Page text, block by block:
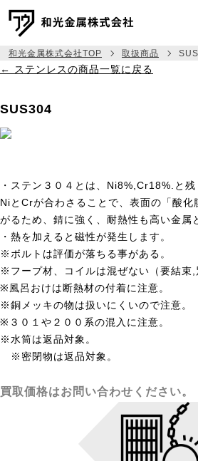
TEL: 045-444-
お問い合わせ
和光金属株式会社TOP 取扱商品
← ステンレスの商品一覧に戻る
SUS304
・ステン３０４とは、Ni8%,Cr18%.と残
NiとCrが合わさることで、表面の「酸化
がるため、錆に強く、耐熱性も高い金属
・熱を加えると磁性が発生します。
※ボルトは評価が落ちる事がある。
※フープ材、コイルは混ぜない（要結束,
※風呂おけは断熱材の付着に注意。
※銅メッキの物は扱いにくいので注意。
※３０１や２００系の混入に注意。
※水筒は返品対象。
※密閉物は返品対象。
買取価格はお問い合わせください。